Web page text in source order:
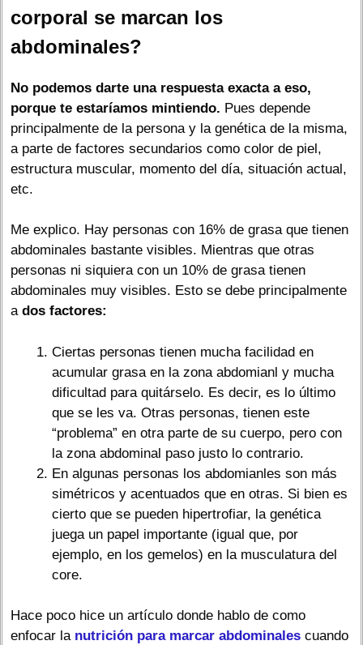
corporal se marcan los
abdominales?
No podemos darte una respuesta exacta a eso,
porque te estaríamos mintiendo. Pues depende
principalmente de la persona y la genética de la misma,
a parte de factores secundarios como color de piel,
estructura muscular, momento del día, situación actual,
etc.
Me explico. Hay personas con 16% de grasa que tienen
abdominales bastante visibles. Mientras que otras
personas ni siquiera con un 10% de grasa tienen
abdominales muy visibles. Esto se debe principalmente
a dos factores:
Ciertas personas tienen mucha facilidad en
acumular grasa en la zona abdomianl y mucha
dificultad para quitárselo. Es decir, es lo último
que se les va. Otras personas, tienen este
“problema” en otra parte de su cuerpo, pero con
la zona abdominal paso justo lo contrario.
En algunas personas los abdomianles son más
simétricos y acentuados que en otras. Si bien es
cierto que se pueden hipertrofiar, la genética
juega un papel importante (igual que, por
ejemplo, en los gemelos) en la musculatura del
core.
Hace poco hice un artículo donde hablo de como
enfocar la nutrición para marcar abdominales cuando